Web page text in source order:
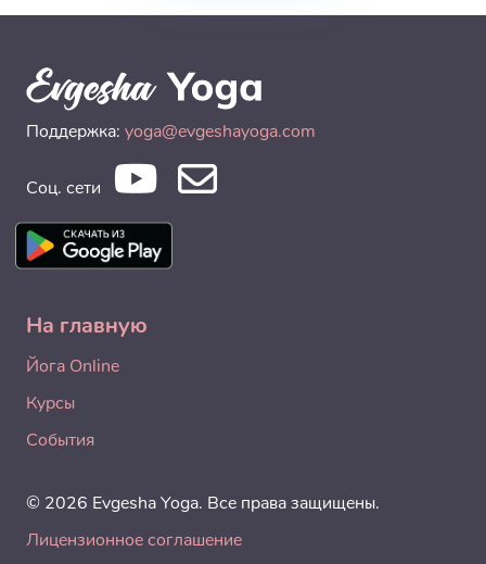
Поддержка: yoga@evgeshayoga.com
Соц. сети
На главную
Йога Online
Курсы
События
© 2026 Evgesha Yoga. Все права защищены.
Лицензионное соглашение